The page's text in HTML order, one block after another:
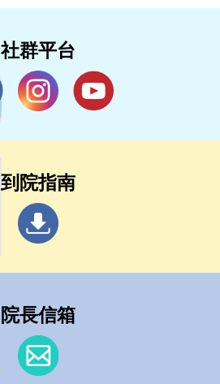
社群平台
到院指南
院長信箱